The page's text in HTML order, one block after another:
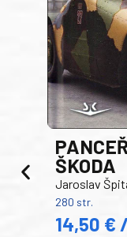
ŠKODA
Jaroslav
280 str.
14,50 €